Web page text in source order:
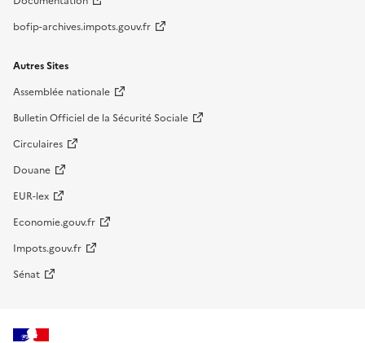
bofip-archives.impots.gouv.fr
Autres Sites
Assemblée nationale
Bulletin Officiel de la Sécurité Sociale
Circulaires
Douane
EUR-lex
Economie.gouv.fr
Impots.gouv.fr
Sénat